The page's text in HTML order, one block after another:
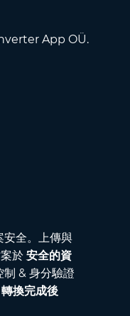
App OÜ.
安全。上傳與
於 安全的資
& 身分驗證
轉換完成後